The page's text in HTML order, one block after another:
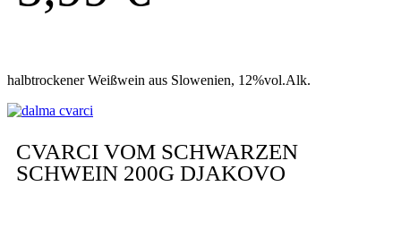
halbtrockener Weißwein aus Slowenien, 12%vol.Alk.
CVARCI VOM SCHWARZEN
SCHWEIN 200G DJAKOVO